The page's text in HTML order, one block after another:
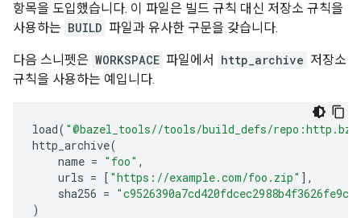
항목을 도입했습니다. 이 파일은 빌드 규칙 대신 저장소 규칙을
사용하는 BUILD 파일과 유사한 구문을 갖습니다.
다음 스니펫은 WORKSPACE 파일에서 http_archive 저장소
규칙을 사용하는 예입니다.
load( "@bazel_tools//tools/build_defs/
http_archive(
name = "foo" ,
urls = [ "https://example.com/foo.zip" ],
sha256 =
)